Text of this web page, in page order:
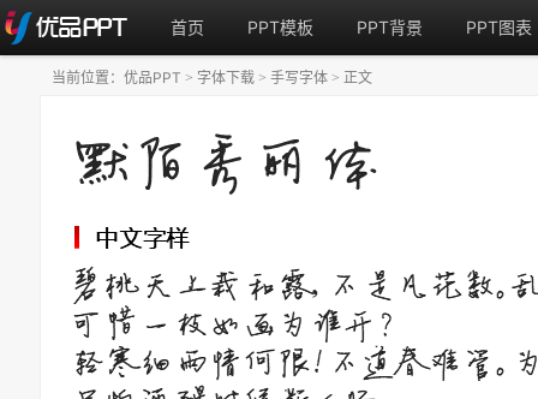
首页 PPT模板 PPT背景 PPT图表
当前位置： 优品PPT > 字体下载 > 手写字体 > 正文